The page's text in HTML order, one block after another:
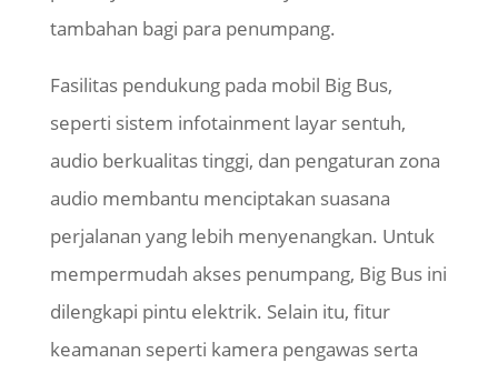
tambahan bagi para penumpang.
Fasilitas pendukung pada mobil Big Bus,
seperti sistem infotainmentlayar sentuh,
audio berkualitas tinggi, dan pengaturan zona
audio membantu menciptakan suasana
perjalanan yang lebih menyenangkan. Untuk
mempermudah akses penumpang, Big Bus ini
dilengkapi pintu elektrik. Selain itu, fitur
keamanan seperti kamera pengawas serta